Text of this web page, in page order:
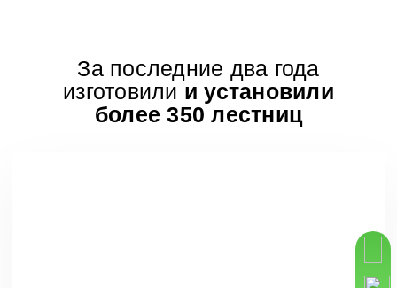
За последние два года
изготовили и установили
более 350 лестниц